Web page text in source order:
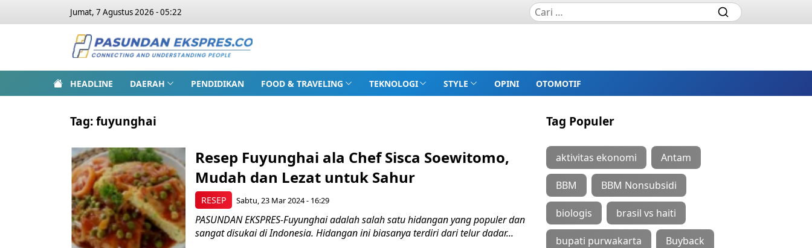
Jumat, 7 Agustus 2026 - 05:22
HEADLINE DAERAH PENDIDIKAN FOOD & TRAVELING TEKNOLOGI STYLE OPINI OTOMOTIF
Tag:fuyunghai
RESEP
Resep Fuyunghai ala Chef Sisca Soewitomo,
Mudah dan Lezat untuk Sahur
Sabtu, 23 Mar 2024 - 16:29
PASUNDAN EKSPRES-Fuyunghai adalah salah satu hidangan yang populer dan
sangat disukai di Indonesia. Hidangan ini biasanya terdiri dari telur dadar...
Tag Populer
aktivitas ekonomi Antam
BBM BBM Nonsubsidi
biologis brasil vs haiti
bupati purwakarta Buyback